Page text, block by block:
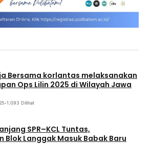
Bersama korlantas melaksanakan
Ops Lilin 2025 di Wilayah Jawa
•1.093 Dilihat
SPR–KCL Tuntas,
Blok Langgak Masuk Babak Baru